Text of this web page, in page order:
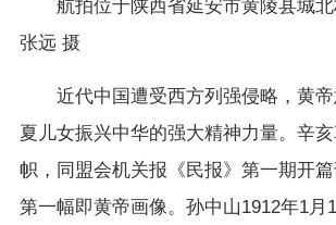
航拍位于陕西省延安市黄陵县城北
张远 摄
近代中国遭受西方列强侵略，黄
夏儿女振兴中华的强大精神力量。辛
帜，同盟会机关报《民报》第一期开篇
第一幅即黄帝画像。孙中山1912年1月